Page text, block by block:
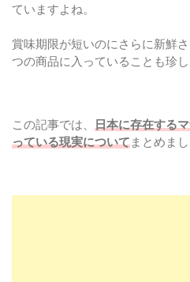
ていますよね。
賞味期限が短いのにさらに新鮮
つの商品に入っていることも珍し
この記事では、
日本に存在する
っている現実についてまとめまし